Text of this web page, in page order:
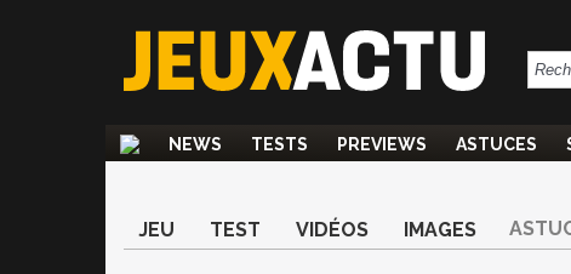
NEWS TESTS PREVIEWS ASTUCES
JEU TEST VIDÉOS IMAGES